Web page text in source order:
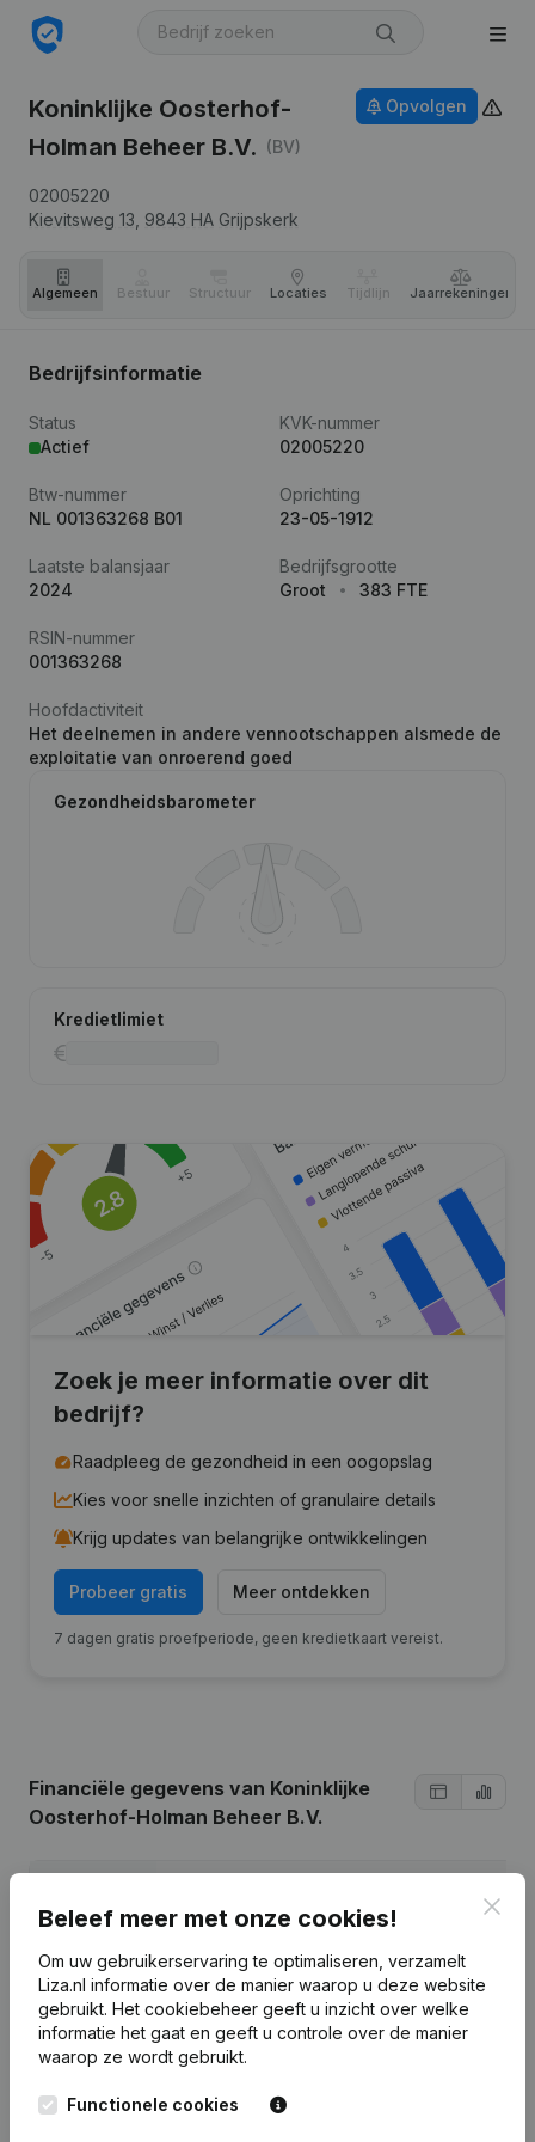
Koninklijke Oosterhof-
Holman Beheer B.V. (BV)
02005220
Kievitsweg 13, 9843 HA Grijpskerk
Opvolgen
Algemeen Bestuur Structuur Locaties Tijdlijn Jaar­rekeningen
Bedrijfsinformatie
Status
Actief
KVK-nummer
02005220
Btw-nummer
NL 001363268 B01
Oprichting
23-05-1912
Laatste balansjaar
2024
Bedrijfsgrootte
Groot
383 FTE
RSIN-nummer
001363268
Hoofdactiviteit
Het deelnemen in andere vennootschappen alsmede de
exploitatie van onroerend goed
Gezondheidsbarometer
Kredietlimiet
Zoek je meer informatie over dit
bedrijf?
Raadpleeg de gezondheid in een oogopslag
Kies voor snelle inzichten of granulaire details
Krijg updates van belangrijke ontwikkelingen
Probeer gratis Meer ontdekken
7 dagen gratis proefperiode, geen kredietkaart vereist.
Financiële gegevens van Koninklijke
Oosterhof-Holman Beheer B.V.
Omzet €107.101.000 € 109.563.000 €99.972.000
Eigen
Beleef meer met onze cookies!
Om uw gebruikerservaring te optimaliseren, verzamelt
Liza.nl informatie over de manier waarop u deze website
gebruikt. Het cookiebeheer geeft u inzicht over welke
informatie het gaat en geeft u controle over de manier
waarop ze wordt gebruikt.
Functionele cookies